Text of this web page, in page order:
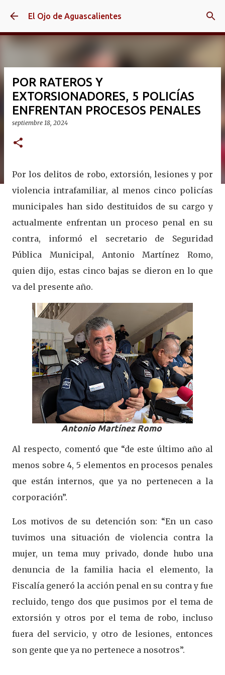
Ir al contenido principal
El Ojo de Aguascalientes
POR RATEROS Y
EXTORSIONADORES, 5 POLICÍAS
ENFRENTAN PROCESOS PENALES
septiembre 18, 2024
Por los delitos de robo, extorsión, lesiones y por
violencia intrafamiliar, al menos cinco policías
municipales han sido destituidos de su cargo y
actualmente enfrentan un proceso penal en su
contra, informó el secretario de Seguridad
Pública Municipal, Antonio Martínez Romo,
quien dijo, estas cinco bajas se dieron en lo que
va del presente año.
Antonio Martínez Romo
Al respecto, comentó que “de este último año al
menos sobre 4, 5 elementos en procesos penales
que están internos, que ya no pertenecen a la
corporación”.
Los motivos de su detención son: “En un caso
tuvimos una situación de violencia contra la
mujer, un tema muy privado, donde hubo una
denuncia de la familia hacia el elemento, la
Fiscalía generó la acción penal en su contra y fue
recluido, tengo dos que pusimos por el tema de
extorsión y otros por el tema de robo, incluso
fuera del servicio, y otro de lesiones, entonces
son gente que ya no pertenece a nosotros”.